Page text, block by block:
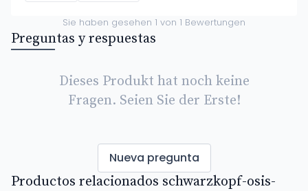
Sie haben gesehen 1 von 1 Bewertungen
Preguntas y respuestas
Dieses Produkt hat noch keine
Fragen. Seien Sie der Erste!
Nueva pregunta
Productos relacionados schwarzkopf-osis-